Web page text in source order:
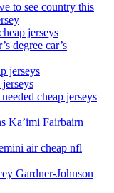
to see country this
jerseys
degree car’s
jerseys
cheap jerseys
Ka’imi Fairbairn
air cheap nfl
Gardner-Johnson